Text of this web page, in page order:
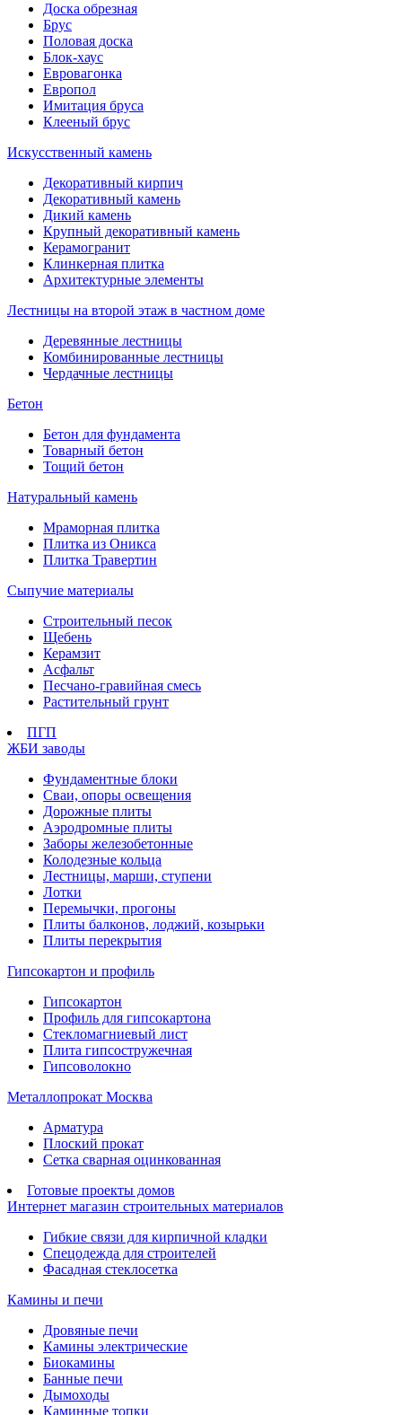
Доска обрезная
Брус
Половая доска
Блок-хаус
Евровагонка
Европол
Имитация бруса
Клееный брус
Искусственный камень
Декоративный кирпич
Декоративный камень
Дикий камень
Крупный декоративный камень
Керамогранит
Клинкерная плитка
Архитектурные элементы
Лестницы на второй этаж в частном доме
Деревянные лестницы
Комбинированные лестницы
Чердачные лестницы
Бетон
Бетон для фундамента
Товарный бетон
Тощий бетон
Натуральный камень
Мраморная плитка
Плитка из Оникса
Плитка Травертин
Сыпучие материалы
Строительный песок
Щебень
Керамзит
Асфальт
Песчано-гравийная смесь
Растительный грунт
ПГП
ЖБИ заводы
Фундаментные блоки
Сваи, опоры освещения
Дорожные плиты
Аэродромные плиты
Заборы железобетонные
Колодезные кольца
Лестницы, марши, ступени
Лотки
Перемычки, прогоны
Плиты балконов, лоджий, козырьки
Плиты перекрытия
Гипсокартон и профиль
Гипсокартон
Профиль для гипсокартона
Стекломагниевый лист
Плита гипсостружечная
Гипсоволокно
Металлопрокат Москва
Арматура
Плоский прокат
Сетка сварная оцинкованная
Готовые проекты домов
Интернет магазин строительных материалов
Гибкие связи для кирпичной кладки
Спецодежда для строителей
Фасадная стеклосетка
Камины и печи
Дровяные печи
Камины электрические
Биокамины
Банные печи
Дымоходы
Каминные топки